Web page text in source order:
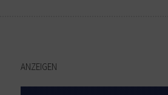
ANZEIGEN